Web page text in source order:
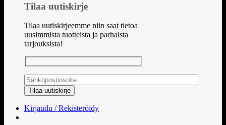
Tilaa uutiskirje
Tilaa uutiskirjeemme niin saat tietoa
uusimmista tuotteista ja parhaista
tarjouksista!
Kirjaudu / Rekisteröidy